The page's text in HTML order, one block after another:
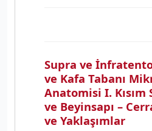
Supra ve
ve Kafa Tabanı
Anatomisi I.
ve Beyinsapı –
ve Yaklaşımlar